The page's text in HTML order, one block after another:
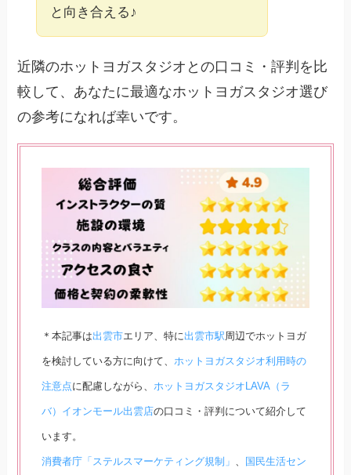
と向き合える♪
近隣のホットヨガスタジオとの口コミ・評判を比
較して、あなたに最適なホットヨガスタジオ選び
の参考になれば幸いです。
＊本記事は出雲市エリア、特に出雲市駅周辺でホットヨガ
を検討している方に向けて、ホットヨガスタジオ利用時の
注意点に配慮しながら、ホットヨガスタジオLAVA（ラ
バ）イオンモール出雲店の口コミ・評判について紹介して
います。
消費者庁「ステルスマーケティング規制」 、 国民生活セン